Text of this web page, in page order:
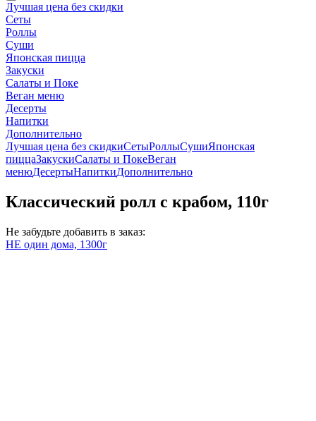
Лучшая цена без скидки
Сеты
Роллы
Суши
Японская пицца
Закуски
Салаты и Поке
Веган меню
Десерты
Напитки
Дополнительно
Лучшая цена без скидкиСетыРоллыСушиЯпонская
пиццаЗакускиСалаты и ПокеВеган
менюДесертыНапиткиДополнительно
Классический ролл с крабом, 110г
Не забудьте добавить в заказ:
НЕ один дома, 1300г